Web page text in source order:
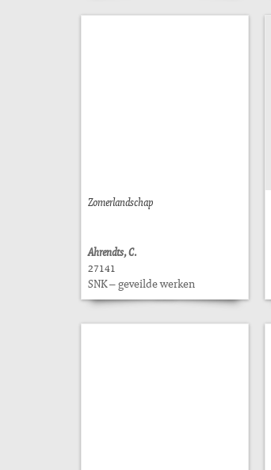
Zomerlandschap
Ahrendts, C.
27141
SNK – geveilde werken